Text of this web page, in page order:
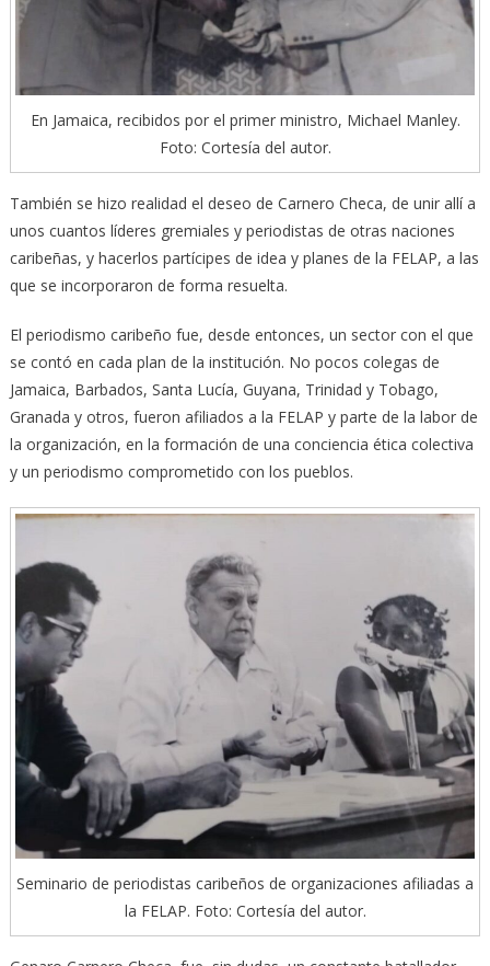
En Jamaica, recibidos por el primer ministro, Michael Manley.
Foto: Cortesía del autor.
También se hizo realidad el deseo de Carnero Checa, de unir allí a
unos cuantos líderes gremiales y periodistas de otras naciones
caribeñas, y hacerlos partícipes de idea y planes de la FELAP, a las
que se incorporaron de forma resuelta.
El periodismo caribeño fue, desde entonces, un sector con el que
se contó en cada plan de la institución. No pocos colegas de
Jamaica, Barbados, Santa Lucía, Guyana, Trinidad y Tobago,
Granada y otros, fueron afiliados a la FELAP y parte de la labor de
la organización, en la formación de una conciencia ética colectiva
y un periodismo comprometido con los pueblos.
Seminario de periodistas caribeños de organizaciones afiliadas a
la FELAP. Foto: Cortesía del autor.